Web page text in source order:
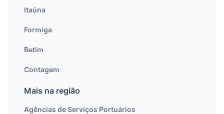
Itaúna
Formiga
Betim
Contagem
Mais na região
Agências de Serviços Portuários